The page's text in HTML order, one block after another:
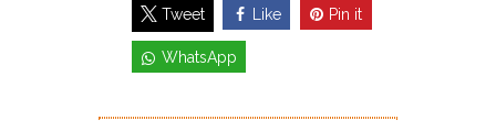
Tweet Like Pin it
WhatsApp